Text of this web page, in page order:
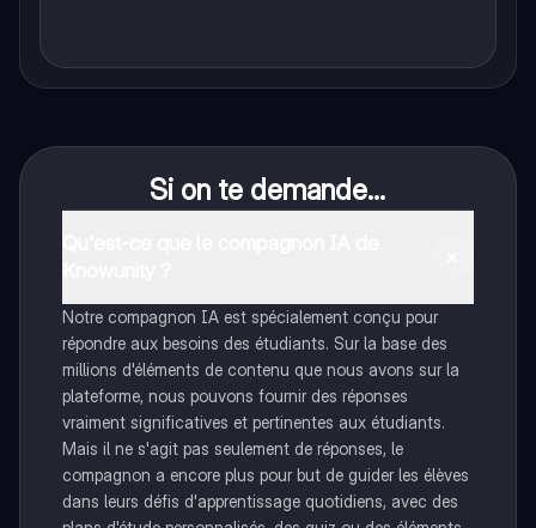
Si on te demande...
Notre compagnon IA est spécialement conçu pour
répondre aux besoins des étudiants. Sur la base des
millions d'éléments de contenu que nous avons sur la
plateforme, nous pouvons fournir des réponses
vraiment significatives et pertinentes aux étudiants.
Mais il ne s'agit pas seulement de réponses, le
compagnon a encore plus pour but de guider les élèves
dans leurs défis d'apprentissage quotidiens, avec des